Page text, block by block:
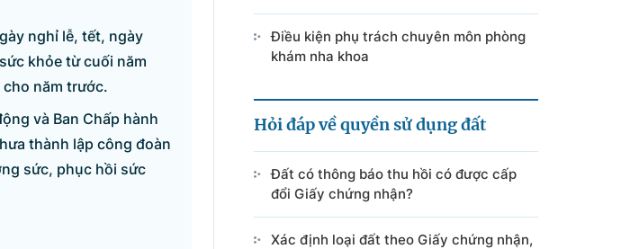
nghỉ lễ, tết, ngày
khỏe từ cuối năm
năm trước.
và Ban Chấp hành
thành lập công đoàn
sức, phục hồi sức
Điều kiện phụ trách chuyên môn phòng
khám nha khoa
Hỏi đáp về quyền sử dụng đất
Đất có thông báo thu hồi có được cấp
đổi Giấy chứng nhận?
Xác định loại đất theo Giấy chứng nhận,